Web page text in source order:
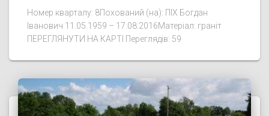
Номер кварталу: 8Похований (на): ПІХ Богдан
Іванович 11.05.1959 – 17.08.2016Матеріал: граніт
ПЕРЕГЛЯНУТИ НА КАРТІ Переглядів: 59